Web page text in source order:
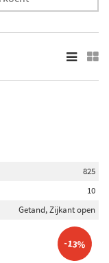
825
10
Getand, Zijkant open
-13%